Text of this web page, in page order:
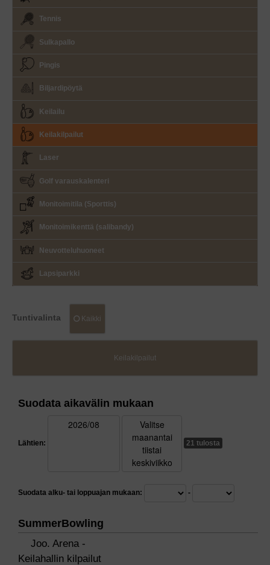
Tennis
Sulkapallo
Pingis
Biljardipöytä
Keilailu
Keilakilpailut
Laser
Golf varauskalenteri
Monitoimitila (Sporttis)
Monitoimikenttä (salibandy)
Neuvotteluhuoneet
Lapsiparkki
Tuntivalinta Kaikki
Keilakilpailut
Suodata aikavälin mukaan
Lähtien: 21 tulosta
Suodata alku- tai loppuajan mukaan: -
SummerBowling
Joo. Arena -
Keilahallin kilpailut